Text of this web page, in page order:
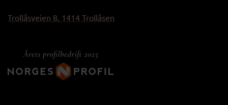
Trollåsveien 8, 1414 Trollåsen